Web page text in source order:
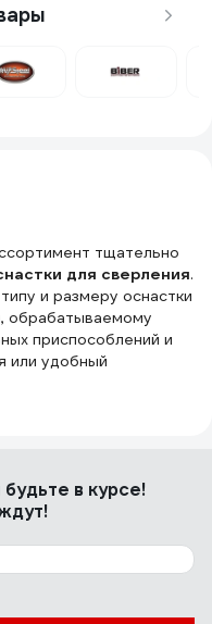
тщательно
для сверления.
и размеру оснастки
обрабатываемому
приспособлений и
или удобный
в курсе!